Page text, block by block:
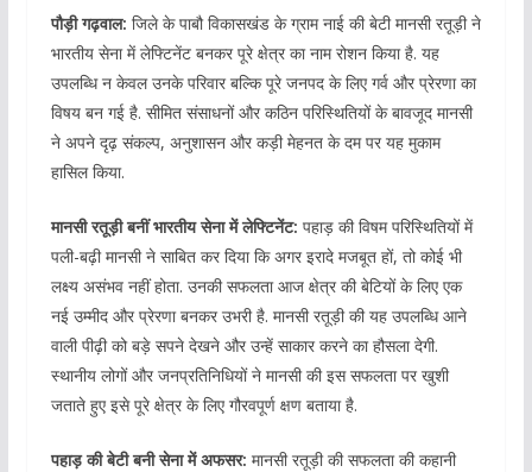
पौड़ी गढ़वाल: जिले के पाबौ विकासखंड के ग्राम नाई की बेटी मानसी रतूड़ी ने
भारतीय सेना में लेफ्टिनेंट बनकर पूरे क्षेत्र का नाम रोशन किया है. यह
उपलब्धि न केवल उनके परिवार बल्कि पूरे जनपद के लिए गर्व और प्रेरणा का
विषय बन गई है. सीमित संसाधनों और कठिन परिस्थितियों के बावजूद मानसी
ने अपने दृढ़ संकल्प, अनुशासन और कड़ी मेहनत के दम पर यह मुकाम
हासिल किया.
मानसी रतूड़ी बनीं भारतीय सेना में लेफ्टिनेंट: पहाड़ की विषम परिस्थितियों में
पली-बढ़ी मानसी ने साबित कर दिया कि अगर इरादे मजबूत हों, तो कोई भी
लक्ष्य असंभव नहीं होता. उनकी सफलता आज क्षेत्र की बेटियों के लिए एक
नई उम्मीद और प्रेरणा बनकर उभरी है. मानसी रतूड़ी की यह उपलब्धि आने
वाली पीढ़ी को बड़े सपने देखने और उन्हें साकार करने का हौसला देगी.
स्थानीय लोगों और जनप्रतिनिधियों ने मानसी की इस सफलता पर खुशी
जताते हुए इसे पूरे क्षेत्र के लिए गौरवपूर्ण क्षण बताया है.
पहाड़ की बेटी बनी सेना में अफसर: मानसी रतूड़ी की सफलता की कहानी